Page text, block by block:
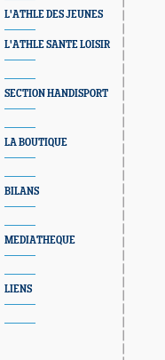
L'ATHLE DES JEUNES
L'ATHLE SANTE LOISIR
SECTION HANDISPORT
LA BOUTIQUE
BILANS
MEDIATHEQUE
LIENS